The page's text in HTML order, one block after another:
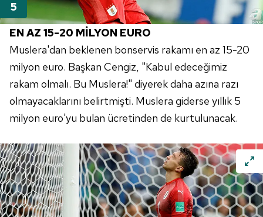
kullanılmaktadır. Diğer çerezler, sitemizin daha işlevsel
kılınması ve kişiselleştirilmesi ve sizlere yönelik
reklam/pazarlama faaliyetlerinin yapılması, amaçlarıyla
sınırlı olarak açık rızanız dahilinde kullanılacaktır.
Çerezlere ilişkin tercihlerinizi aşağıda yer alan panel
vasıtasıyla belirleyebilirsiniz. Çerezlere ilişkin detaylı bilgi
için Ayarlar butonuna tıklayabilir,Çerez Bilgilendirme
Metnimiziziyaret edebilirsiniz.
6698 sayılı Kişisel Verilerin Korunması Kanunu uyarınca
hazırlanmış Aydınlatma Metnimizi okumak ve sitemizde
ilgili mevzuata uygun olarak kullanılan çerezlerle ilgili bilgi
almak için lütfentıklayınız.
EN AZ 15-20 MİLYON EURO
Muslera'dan beklenen bonservis rakamı en az 15-20
milyon euro. Başkan Cengiz, "Kabul edeceğimiz
rakam olmalı. Bu Muslera!" diyerek daha azına razı
olmayacaklarını belirtmişti. Muslera giderse yıllık 5
milyon euro'yu bulan ücretinden de kurtulunacak.